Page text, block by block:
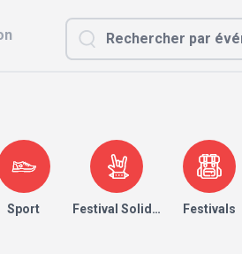
Sport Festival Solidaire Festivals